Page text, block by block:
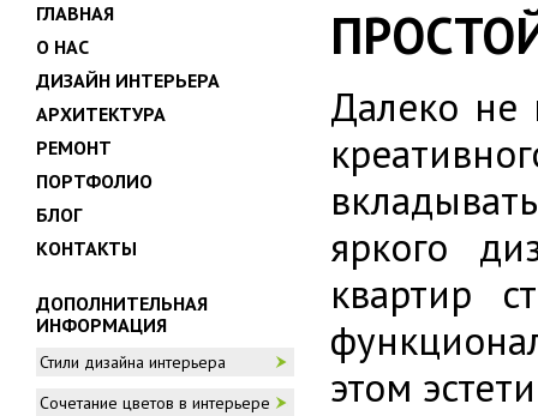
Далеко не
яркого
квартир
этом
ГЛАВНАЯ
О НАС
ДИЗАЙН ИНТЕРЬЕРА
АРХИТЕКТУРА
РЕМОНТ
ПОРТФОЛИО
БЛОГ
КОНТАКТЫ
ДОПОЛНИТЕЛЬНАЯ
ИНФОРМАЦИЯ
Стили дизайна интерьера
Сочетание цветов в интерьере